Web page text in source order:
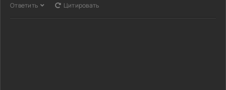
Ответить Цитировать